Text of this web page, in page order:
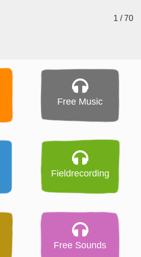
1 / 70
Free Music
Fieldrecording
Free Sounds